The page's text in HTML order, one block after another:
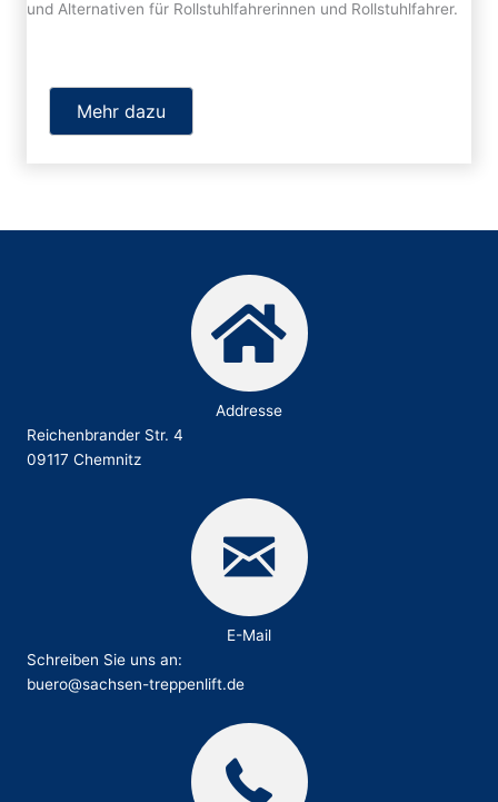
und Alternativen für Rollstuhlfahrerinnen und Rollstuhlfahrer.
Mehr dazu
Addresse
Reichenbrander Str. 4
09117 Chemnitz
E-Mail
Schreiben Sie uns an:
buero@sachsen-treppenlift.de